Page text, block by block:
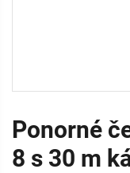
Ponorné
8 s 30 m